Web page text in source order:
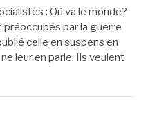
: Où va le monde?
préoccupés par la guerre
celle en suspens en
leur en parle. Ils veulent